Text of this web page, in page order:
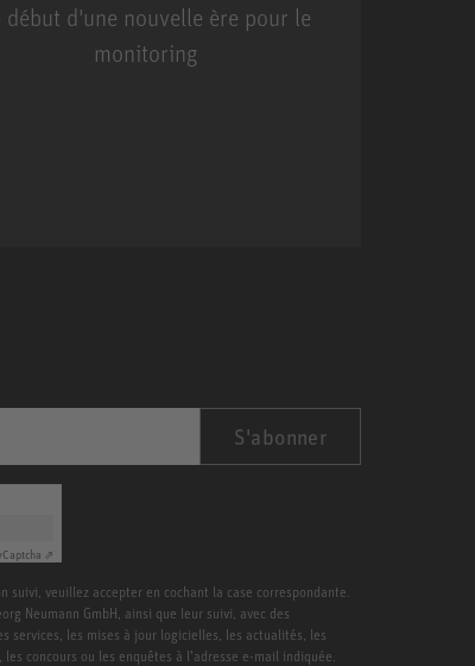
début d'une nouvelle ère pour le
monitoring
S'abonner
Captcha ⇗
veuillez accepter en cochant la case correspondante.
Neumann GmbH, ainsi que leur suivi, avec des
services, les mises à jour logicielles, les actualités, les
concours ou les enquêtes à l’adresse e-mail indiquée.